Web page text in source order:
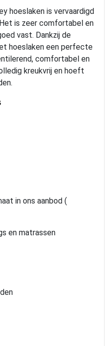
hoeslaken is vervaardigd
is zeer comfortabel en
vast. Dankzij de
hoeslaken een perfecte
comfortabel en
kreukvrij en hoeft
in ons aanbod (
en matrassen